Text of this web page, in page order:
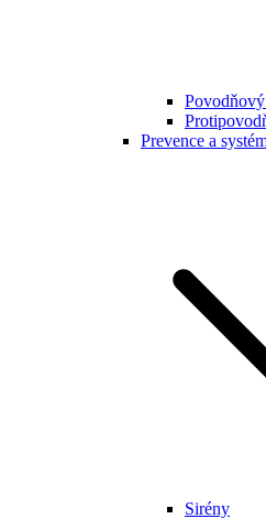
Prevence a
Sirény